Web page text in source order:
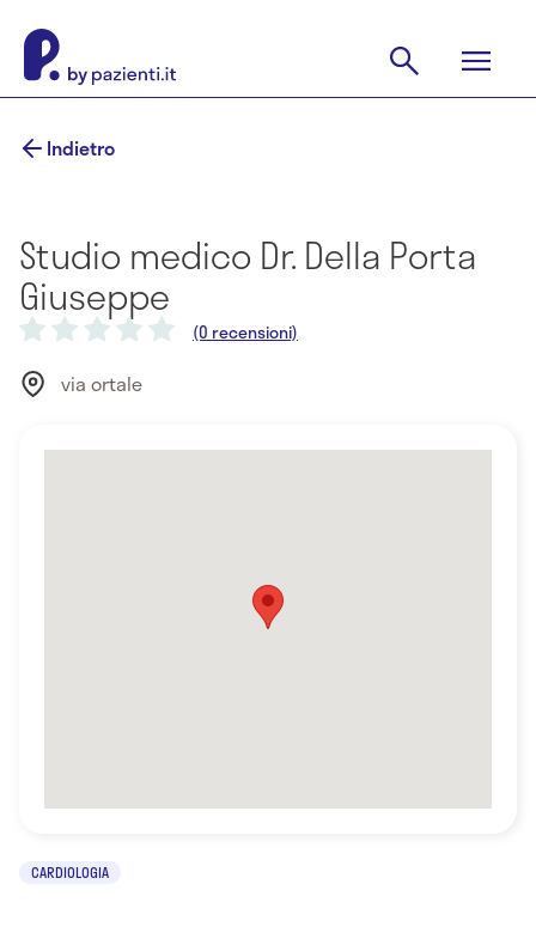
Indietro
Studio medico Dr. Della Porta
Giuseppe
(0 recensioni)
via ortale
CARDIOLOGIA